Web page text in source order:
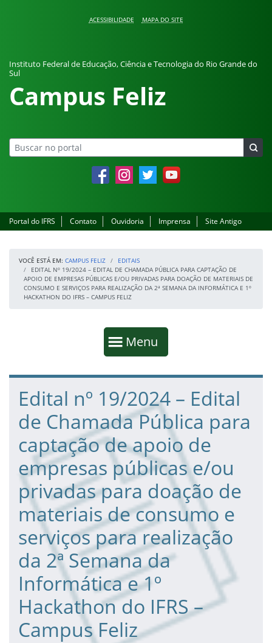
ACESSIBILIDADE MAPA DO SITE
Instituto Federal de Educação, Ciência e Tecnologia do Rio Grande do
Sul
Campus Feliz
FacebookInstagramTwitter YouTube
Portal do IFRS Contato Ouvidoria Imprensa Site Antigo
VOCÊ ESTÁ EM: CAMPUS FELIZ
EDITAIS
EDITAL Nº 19/2024 – EDITAL DE CHAMADA PÚBLICA PARA CAPTAÇÃO DE
APOIO DE EMPRESAS PÚBLICAS E/OU PRIVADAS PARA DOAÇÃO DE MATERIAIS DE
CONSUMO E SERVIÇOS PARA REALIZAÇÃO DA 2ª SEMANA DA INFORMÁTICA E 1º
HACKATHON DO IFRS – CAMPUS FELIZ
Mostrar
Menu
Fim da navegação
Início do conteúdo
Edital nº 19/2024 – Edital
de Chamada Pública para
captação de apoio de
empresas públicas e/ou
privadas para doação de
materiais de consumo e
serviços para realização
da 2ª Semana da
Informática e 1º
Hackathon do IFRS –
Campus Feliz